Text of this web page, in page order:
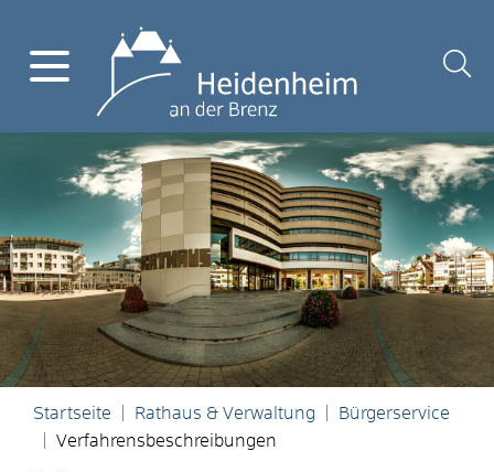
Startseite Rathaus & Verwaltung
Bürgerservice
Verfahrensbeschreibungen